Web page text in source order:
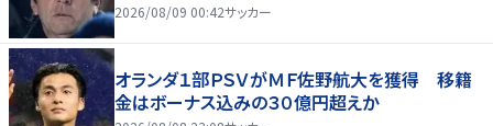
2026/08/09 00:42サッカー
オランダ１部ＰＳＶがＭＦ佐野航大を獲得 移籍
金はボーナス込みの３０億円超えか